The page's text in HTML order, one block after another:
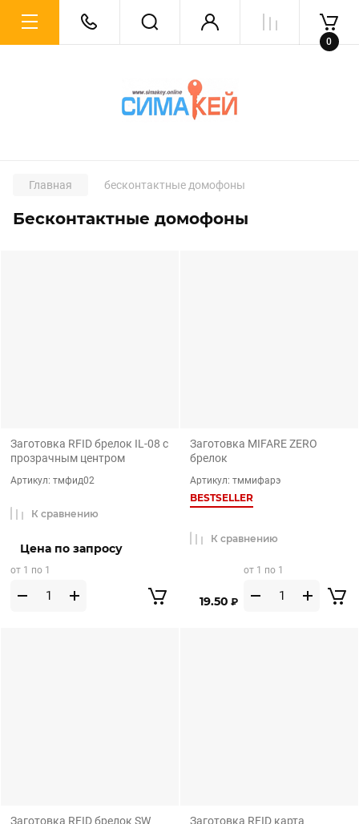
0
Главная бесконтактные домофоны
Бесконтактные домофоны
Заготовка RFID брелок IL-08 с
прозрачным центром
Артикул: тмфид02
Цена по запросу
от 1 по 1
К сравнению
Заготовка MIFARE ZERO
брелок
Артикул: тммифарэ
BESTSELLER
19.50 ₽
от 1 по 1
К сравнению
Заготовка RFID брелок SW
Заготовка RFID карта